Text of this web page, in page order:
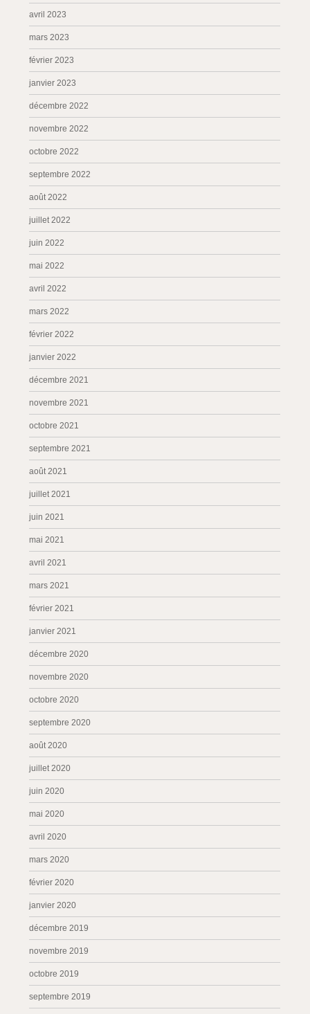
avril 2023
mars 2023
février 2023
janvier 2023
décembre 2022
novembre 2022
octobre 2022
septembre 2022
août 2022
juillet 2022
juin 2022
mai 2022
avril 2022
mars 2022
février 2022
janvier 2022
décembre 2021
novembre 2021
octobre 2021
septembre 2021
août 2021
juillet 2021
juin 2021
mai 2021
avril 2021
mars 2021
février 2021
janvier 2021
décembre 2020
novembre 2020
octobre 2020
septembre 2020
août 2020
juillet 2020
juin 2020
mai 2020
avril 2020
mars 2020
février 2020
janvier 2020
décembre 2019
novembre 2019
octobre 2019
septembre 2019